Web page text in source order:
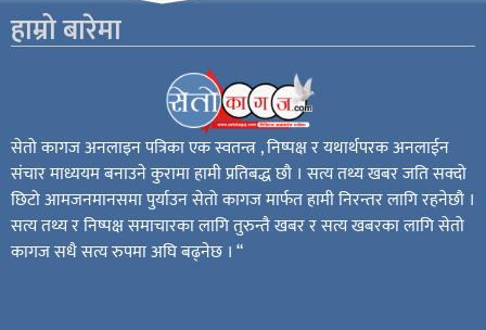
हाम्रो बारेमा
सेतो कागज अनलाइन पत्रिका एक स्वतन्त्र , निष्पक्ष र यथार्थपरक अनलाईन
संचार माध्ययम बनाउने कुरामा हामी प्रतिबद्ध छौ । सत्य तथ्य खबर जति सक्दो
छिटो आमजनमानसमा पुर्याउन सेतो कागज मार्फत हामी निरन्तर लागि रहनेछौ ।
सत्य तथ्य र निष्पक्ष समाचारका लागि तुरुन्तै खबर र सत्य खबरका लागि सेतो
कागज सधै सत्य रुपमा अघि बढ्नेछ । “